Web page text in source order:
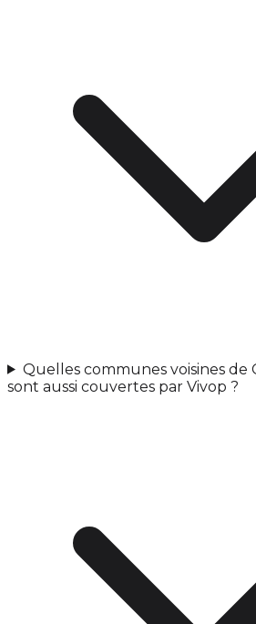
Quelles communes voisines de
sont aussi couvertes par Vivop ?